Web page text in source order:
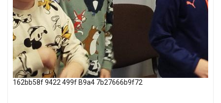
162bb58f 9422 499f B9a4 7b27666b9f72